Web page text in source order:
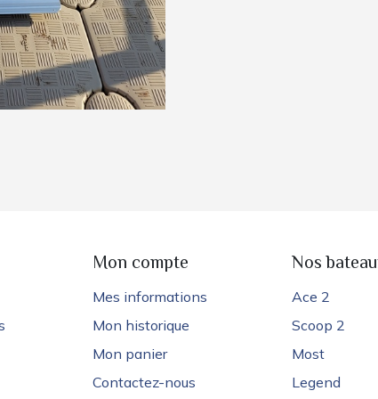
Mon compte
Mes informations
Mon historique
Mon panier
Contactez-nous
Nos
Ace 2
Scoop 2
Most
Legend